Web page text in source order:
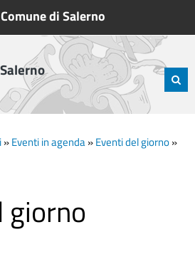
Comune di Salerno
»Eventi in agenda»Eventi del giorno»
giorno